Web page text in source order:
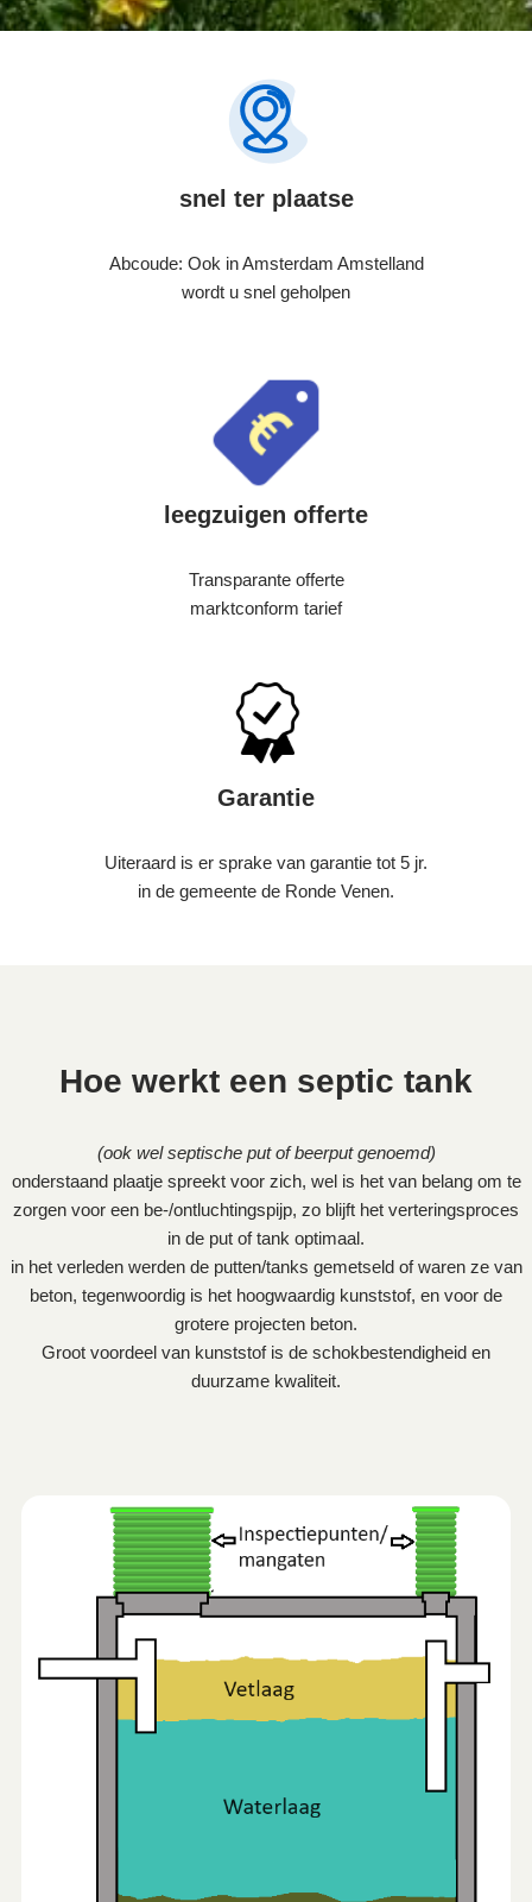
snel ter plaatse
Abcoude: Ook in Amsterdam Amstelland
wordt u snel geholpen
leegzuigen offerte
Transparante offerte
marktconform tarief
Garantie
Uiteraard is er sprake van garantie tot 5 jr.
in de gemeente de Ronde Venen.
Hoe werkt een septic tank
(ook wel septische put of beerput genoemd)
onderstaand plaatje spreekt voor zich, wel is het van belang om te
zorgen voor een be-/ontluchtingspijp, zo blijft het verteringsproces
in de put of tank optimaal.
in het verleden werden de putten/tanks gemetseld of waren ze van
beton, tegenwoordig is het hoogwaardig kunststof, en voor de
grotere projecten beton.
Groot voordeel van kunststof is de schokbestendigheid en
duurzame kwaliteit.